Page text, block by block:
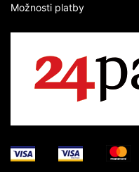
Možnosti platby